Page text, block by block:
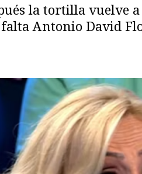
la tortilla vuelve
falta Antonio David